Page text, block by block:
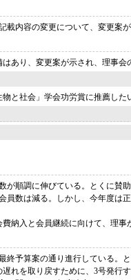
内容の変更について、変更案
あり、変更案が示され、理事会
と社会」学会功労賞に推薦した
が順調に伸びている。とくに賛
員数は減る。しかし、今年度は
納入と会員継続に向けて、理事
終予算案の通り進行している。
れを取り戻すために、3号発行